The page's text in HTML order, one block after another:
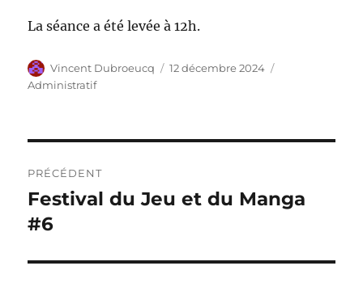
La séance a été levée à 12h.
Auteur
Vincent Dubroeucq
Publié
12 décembre 2024
Administratif
de
l’article
PRÉCÉDENT
Publication
précédente :
Festival du Jeu et du Manga
#6